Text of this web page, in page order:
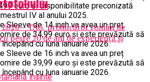
euro și disponibilitate preconizată
IV al anului 2025.
Sleeve de 14 inch va avea un preț
de 34,99 euro și este prevăzută să
cu luna ianuarie 2026.
Sleeve de 16 inch va avea un preț
de 39,99 euro și este prevăzută să
cu luna ianuarie 2026.
– TAG, producător român de
peste 20 de ani de experiență și
inainte